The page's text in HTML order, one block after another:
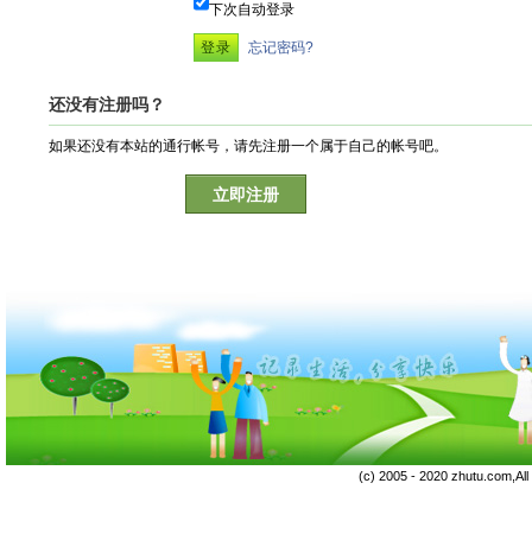
下次自动登录
忘记密码?
还没有注册吗？
如果还没有本站的通行帐号，请先注册一个属于自己的帐号吧。
立即注册
(c) 2005 - 2020